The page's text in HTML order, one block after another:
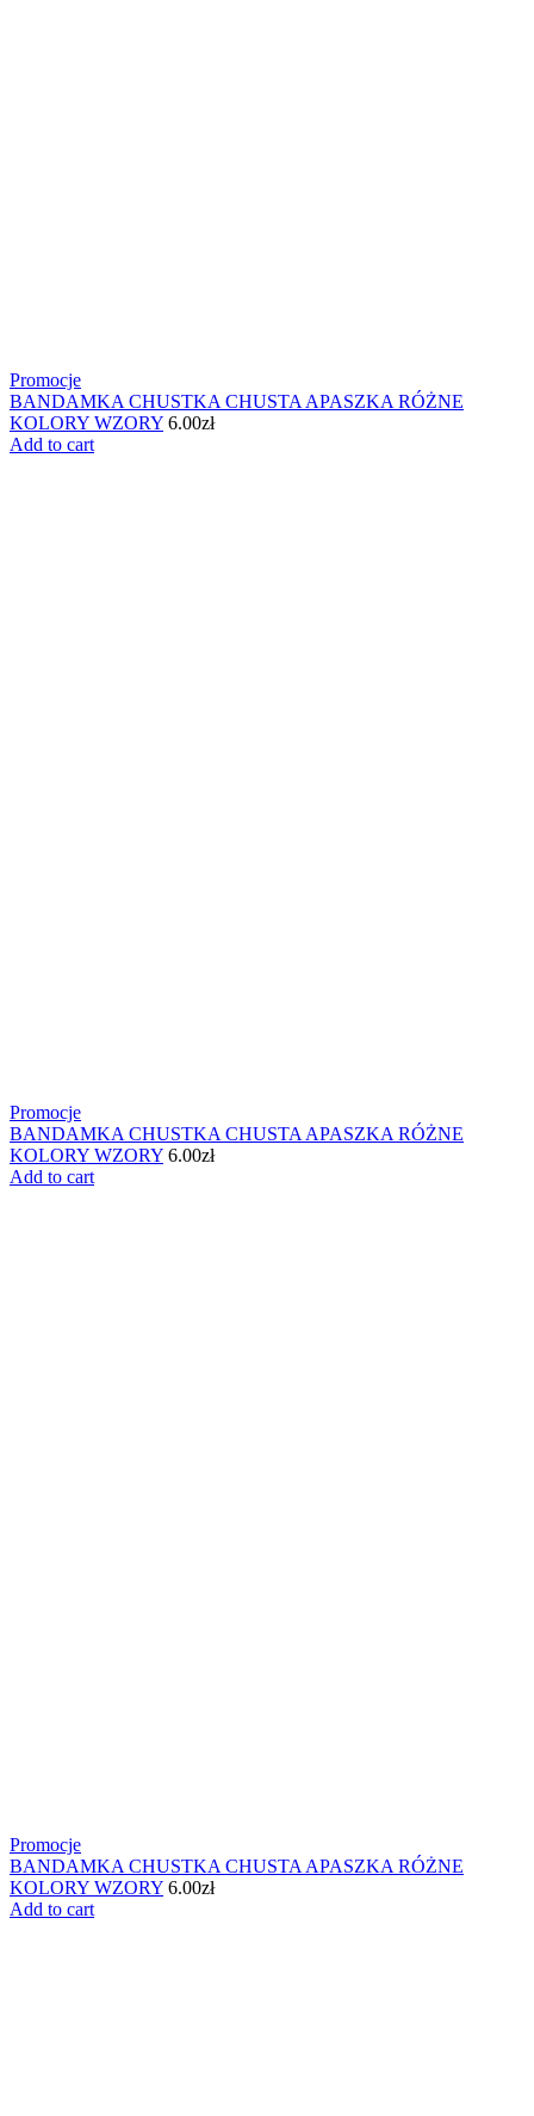
Promocje
BANDAMKA CHUSTKA CHUSTA APASZKA RÓŻNE
KOLORY WZORY 6.00zł
Add to cart
Promocje
BANDAMKA CHUSTKA CHUSTA APASZKA RÓŻNE
KOLORY WZORY 6.00zł
Add to cart
Promocje
BANDAMKA CHUSTKA CHUSTA APASZKA RÓŻNE
KOLORY WZORY 6.00zł
Add to cart